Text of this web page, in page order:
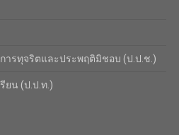
การทุจริตและประพฤติมิชอบ (ป.ป.ช.)
ยน (ป.ป.ท.)